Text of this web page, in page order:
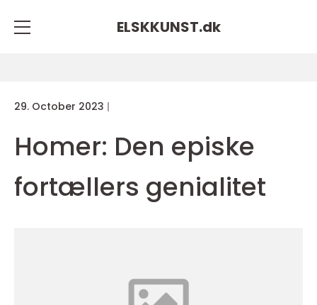
ELSKKUNST.dk
29. October 2023
Homer: Den episke
fortællers genialitet